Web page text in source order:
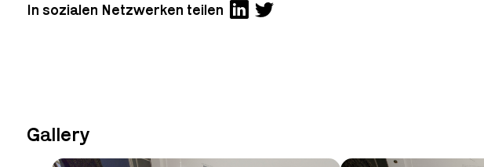
In sozialen Netzwerken teilen
Gallery